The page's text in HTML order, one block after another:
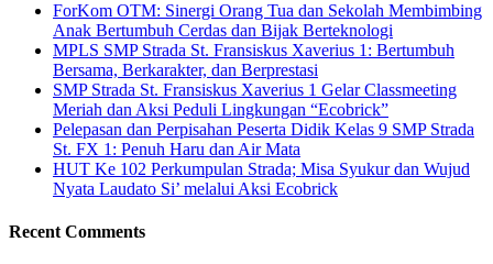
ForKom OTM: Sinergi Orang Tua dan Sekolah Membimbing
Anak Bertumbuh Cerdas dan Bijak Berteknologi
MPLS SMP Strada St. Fransiskus Xaverius 1: Bertumbuh
Bersama, Berkarakter, dan Berprestasi
SMP Strada St. Fransiskus Xaverius 1 Gelar Classmeeting
Meriah dan Aksi Peduli Lingkungan “Ecobrick”
Pelepasan dan Perpisahan Peserta Didik Kelas 9 SMP Strada
St. FX 1: Penuh Haru dan Air Mata
HUT Ke 102 Perkumpulan Strada; Misa Syukur dan Wujud
Nyata Laudato Si’ melalui Aksi Ecobrick
Recent Comments